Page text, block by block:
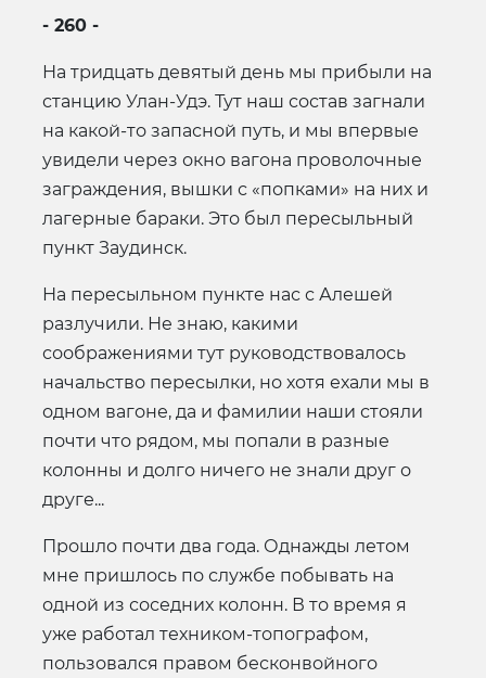
- 260 -
На тридцать девятый день мы прибыли на
станцию Улан-Удэ. Тут наш состав загнали
на какой-то запасной путь, и мы впервые
увидели через окно вагона проволочные
заграждения, вышки с «попками» на них и
лагерные бараки. Это был пересыльный
пункт Заудинск.
На пересыльном пункте нас с Алешей
разлучили. Не знаю, какими
соображениями тут руководствовалось
начальство пересылки, но хотя ехали мы в
одном вагоне, да и фамилии наши стояли
почти что рядом, мы попали в разные
колонны и долго ничего не знали друг о
друге...
Прошло почти два года. Однажды летом
мне пришлось по службе побывать на
одной из соседних колонн. В то время я
уже работал техником-топографом,
пользовался правом бесконвойного